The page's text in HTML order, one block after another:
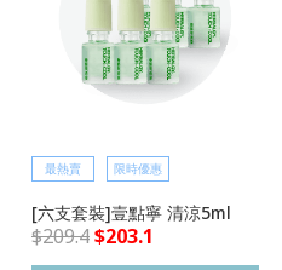
最熱賣 限時優惠
[六支套裝]壹點寧 清涼5ml
$209.4$203.1